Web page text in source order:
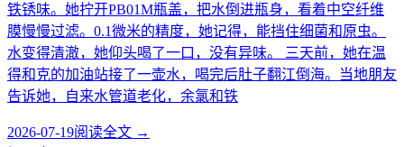
铁锈味。她拧开PB01M瓶盖，把水倒进瓶身，看着中空纤维
膜慢慢过滤。0.1微米的精度，她记得，能挡住细菌和原虫。
水变得清澈，她仰头喝了一口，没有异味。 三天前，她在温
得和克的加油站接了一壶水，喝完后肚子翻江倒海。当地朋友
告诉她，自来水管道老化，余氯和铁
2026-07-19阅读全文 →